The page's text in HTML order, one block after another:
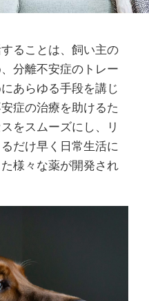
ることは、飼い主の
分離不安症のトレー
あらゆる手段を講じ
症の治療を助けるた
をスムーズにし、リ
だけ早く日常生活に
様々な薬が開発され